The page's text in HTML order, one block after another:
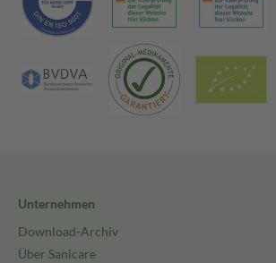
Unternehmen
Download-Archiv
Über Sanicare